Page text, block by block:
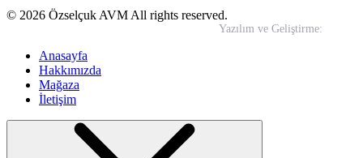
© 2026 Özselçuk AVM All rights reserved.
Yazılım ve Geliştirme:
Anasayfa
Hakkımızda
Mağaza
İletişim